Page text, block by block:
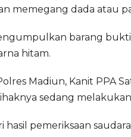
memegang dada atau
barang
hitam.
Madiun, Kanit PPA
sedang
hasil pemeriksaan